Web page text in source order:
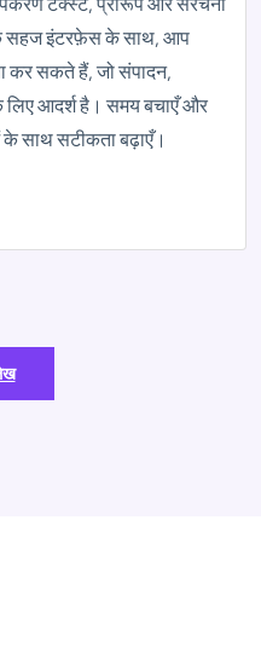
सहज इंटरफ़ेस के साथ, आप
कर सकते हैं, जो संपादन,
आदर्श है। समय बचाएँ और
साथ सटीकता बढ़ाएँ।